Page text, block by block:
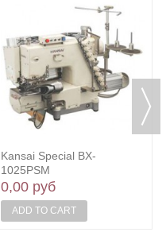
Kansai Special BX-
1025PSM
0,00 руб
ADD TO CART